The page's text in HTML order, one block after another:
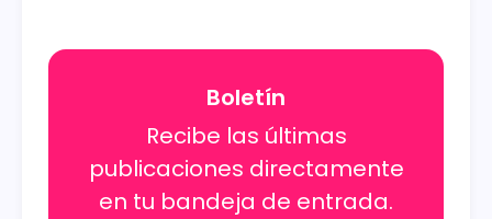
Boletín
Recibe las últimas
publicaciones directamente
en tu bandeja de entrada.